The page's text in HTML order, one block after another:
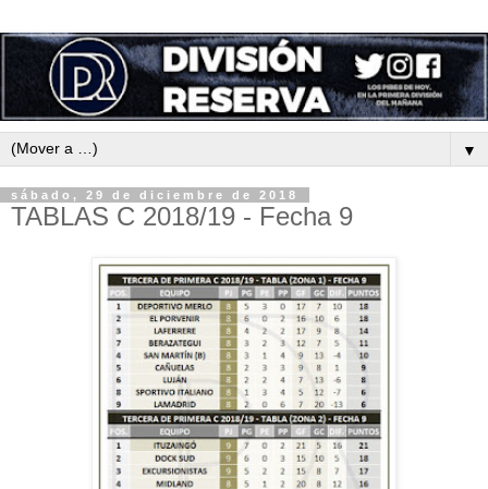
▼
sábado, 29 de diciembre de 2018
TABLAS C 2018/19 - Fecha 9